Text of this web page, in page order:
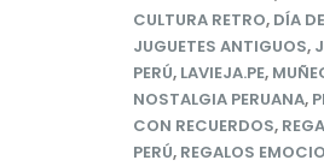
CULTURA RETRO, DÍA
JUGUETES ANTIGUOS,
PERÚ, LAVIEJA.PE,
NOSTALGIA PERUANA,
CON RECUERDOS,
PERÚ, REGALOS